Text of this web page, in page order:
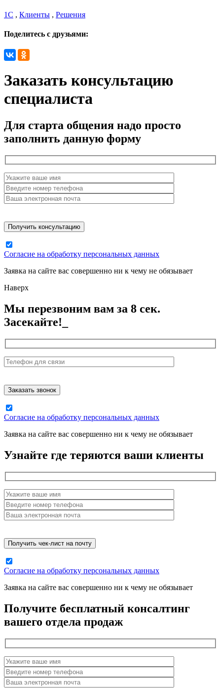
1С , Клиенты , Решения
Поделитесь с друзьями:
Заказать консультацию
специалиста
Для старта общения надо просто
заполнить данную форму
Согласие на обработку персональных данных
Заявка на сайте вас совершенно ни к чему не обязывает
Наверх
Мы перезвоним вам за 8 сек.
Засекайте!_
Согласие на обработку персональных данных
Заявка на сайте вас совершенно ни к чему не обязывает
Узнайте где теряются ваши клиенты
Согласие на обработку персональных данных
Заявка на сайте вас совершенно ни к чему не обязывает
Получите бесплатный консалтинг
вашего отдела продаж